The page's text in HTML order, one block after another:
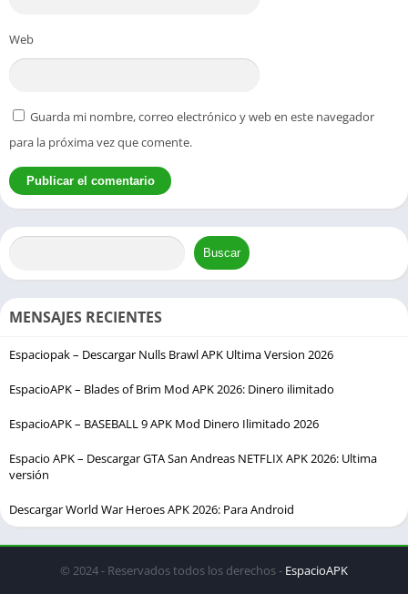
Web
Guarda mi nombre, correo electrónico y web en este navegador
para la próxima vez que comente.
Buscar
MENSAJES RECIENTES
Espaciopak – Descargar Nulls Brawl APK Ultima Version 2026
EspacioAPK – Blades of Brim Mod APK 2026: Dinero ilimitado
EspacioAPK – BASEBALL 9 APK Mod Dinero Ilimitado 2026
Espacio APK – Descargar GTA San Andreas NETFLIX APK 2026: Ultima
versión
Descargar World War Heroes APK 2026: Para Android
© 2024 - Reservados todos los derechos - EspacioAPK